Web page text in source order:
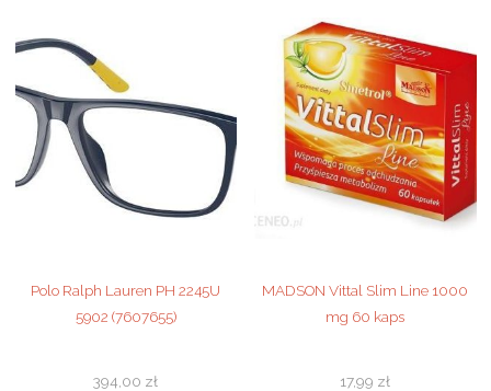
Polo Ralph Lauren PH 2245U
5902 (7607655)
394,00 zł
MADSON Vittal Slim Line 1000
mg 60 kaps
17,99 zł